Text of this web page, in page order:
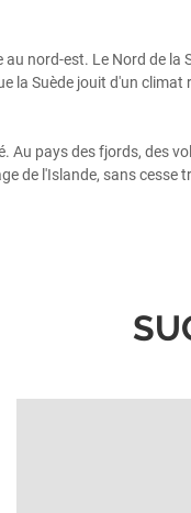
nord-est. Le Nord de la
la Suède jouit d'un
Au pays des fjords, des
de l'Islande, sans cesse